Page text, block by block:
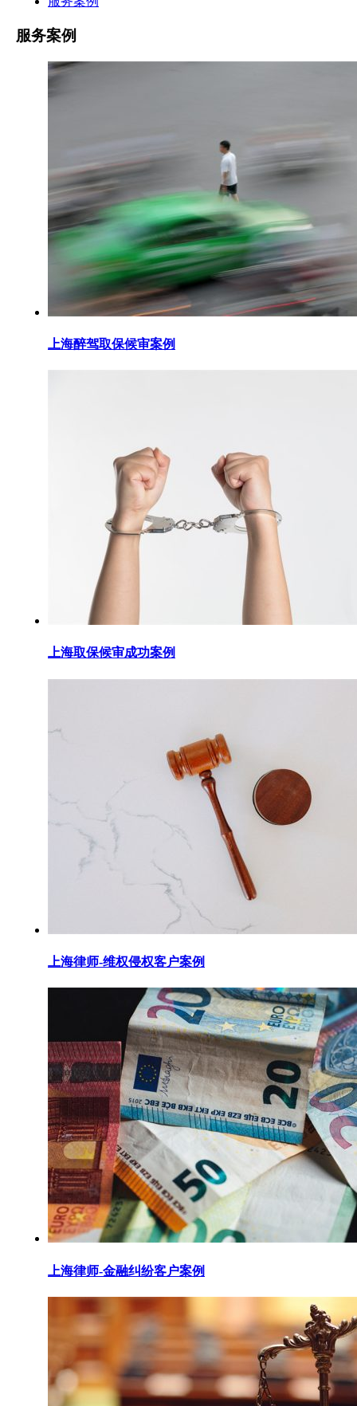
服务案例
上海醉驾取保候审案例
上海取保候审成功案例
上海律师-维权侵权客户案例
上海律师-金融纠纷客户案例